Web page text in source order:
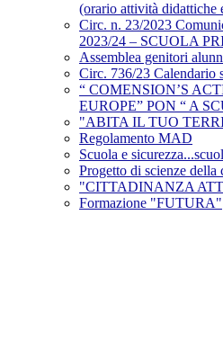
(orario attività didattiche
Circ. n. 23/2023
2023/24 – SCUOLA
Assemblea genitori
Circ. 736/23 Calendario
“ COMENSION’S
EUROPE” PON “ A
"ABITA IL TUO
Regolamento MAD
Scuola e
Progetto di scienze
"CITTADINANZA
Formazione "FUTURA"